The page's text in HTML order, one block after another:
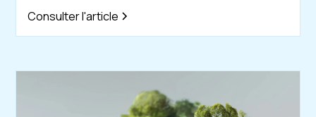
Consulter l'article